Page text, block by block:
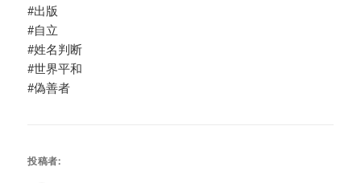
#出版
#自立
#姓名判断
#世界平和
#偽善者
投稿者: